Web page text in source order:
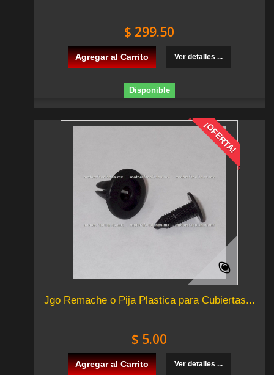
$ 299.50
Agregar al Carrito Ver detalles ...
Disponible
¡OFERTA!
Jgo Remache o Pija Plastica para Cubiertas...
$ 5.00
Agregar al Carrito Ver detalles ...